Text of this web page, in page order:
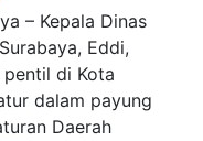
– Kepala Dinas
Eddi,
di Kota
dalam payung
Daerah